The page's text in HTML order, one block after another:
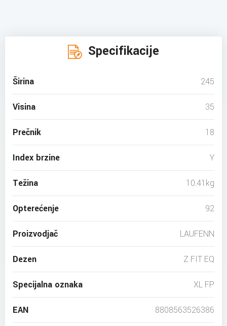
Specifikacije
Širina 245
Visina 35
Prečnik 18
Index brzine Y
Težina 10.41kg
Opterećenje 92
Proizvodjač LAUFENN
Dezen Z FIT EQ
Specijalna oznaka XL FP
EAN 8808563526386